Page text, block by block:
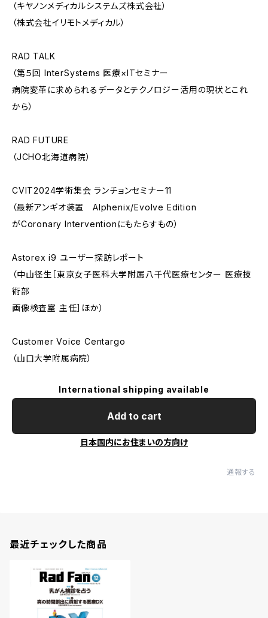
（キヤノンメディカルシステムズ株式会社）
（株式会社イリモトメディカル）
RAD TALK
（第５回 InterSystems 医療×ITセミナー
病院変革に求められるデータとテクノロジー活用の現状とこれ
から）
RAD FUTURE
（JCHO北海道病院）
CVIT2024学術集会 ランチョンセミナー11
（最新アンギオ装置 Alphenix/Evolve Edition
がCoronary Interventionにもたらすもの）
Astorex i9 ユーザー探訪レポート
（中山径生［東京女子医科大学附属八千代医療センター 医療技
術部
画像検査室 主任］ほか）
Customer Voice Centargo
（山口大学附属病院）
International shipping available
Add to cart
日本国内にお住まいの方向け
通報する
最近チェックした商品